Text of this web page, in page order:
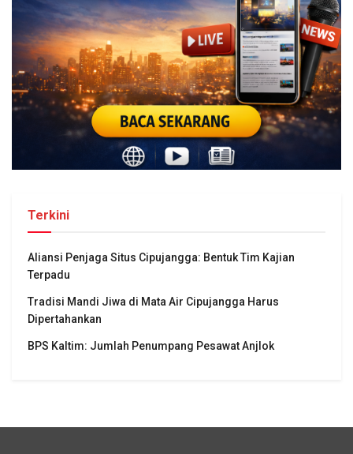
Terkini
Aliansi Penjaga Situs Cipujangga: Bentuk Tim Kajian
Terpadu
Tradisi Mandi Jiwa di Mata Air Cipujangga Harus
Dipertahankan
BPS Kaltim: Jumlah Penumpang Pesawat Anjlok